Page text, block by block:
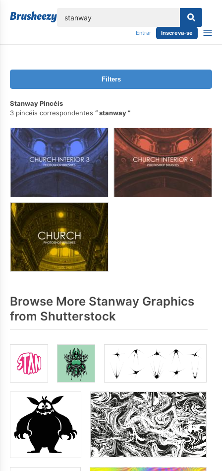
Entrar Inscreva-se
Filters
Stanway Pincéis
3 pincéis correspondentes
stanway
Browse More Stanway Graphics
from Shutterstock